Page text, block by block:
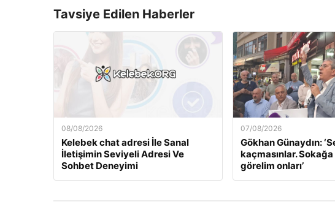
Tavsiye Edilen Haberler
08/08/2026
Kelebek chat adresi İle Sanal
İletişimin Seviyeli Adresi Ve
Sohbet Deneyimi
07/08/2026
Gökhan Günaydın:
kaçmasınlar. Sokağa
görelim onları’